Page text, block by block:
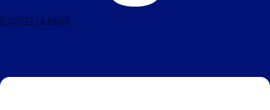
ÉCOUTEZ LA RADIO